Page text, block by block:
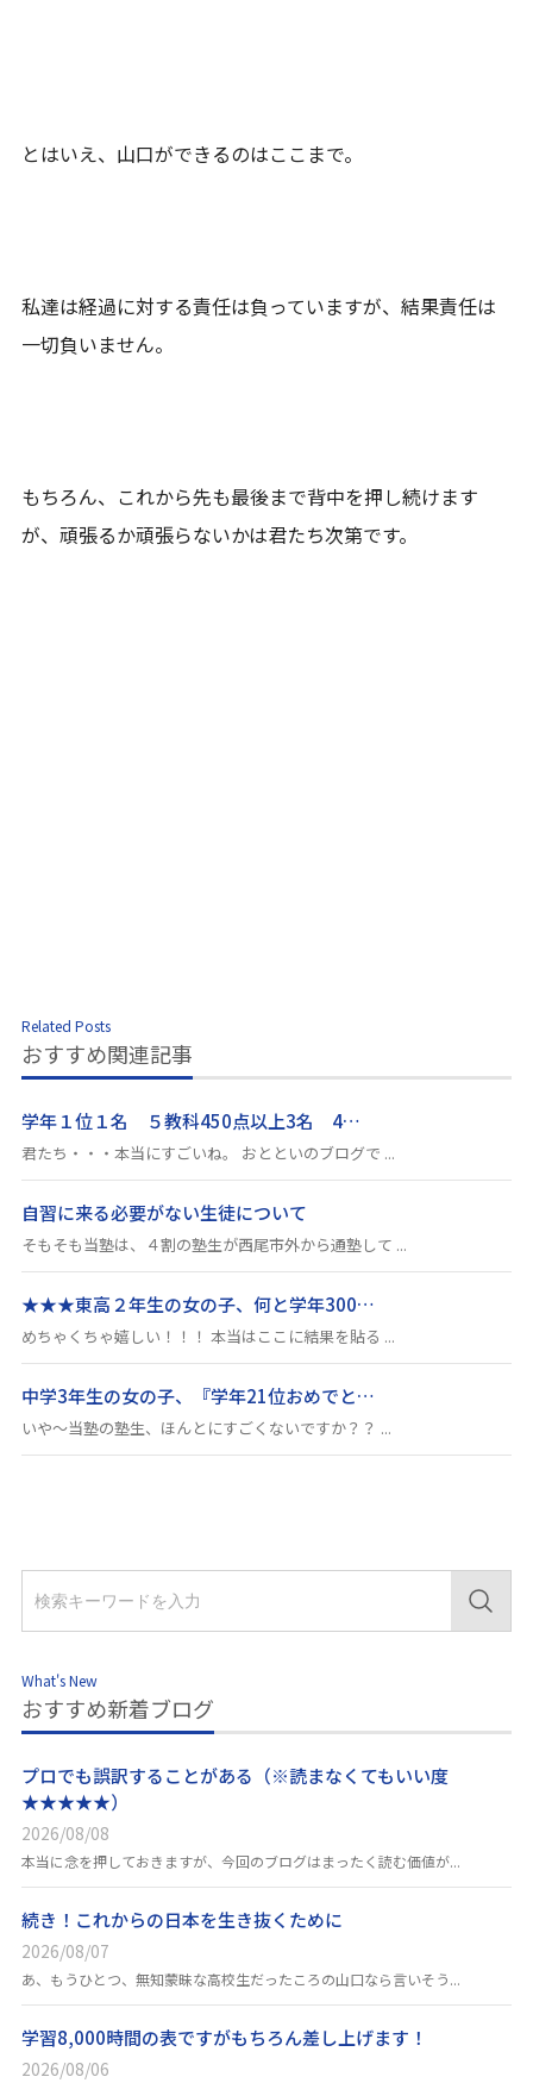
とはいえ、山口ができるのはここまで。
私達は経過に対する責任は負っていますが、結果責任は
一切負いません。
もちろん、これから先も最後まで背中を押し続けます
が、頑張るか頑張らないかは君たち次第です。
Related Posts
おすすめ関連記事
学年１位１名 ５教科450点以上3名 4…
君たち・・・本当にすごいね。 おとといのブログで ...
自習に来る必要がない生徒について
そもそも当塾は、４割の塾生が西尾市外から通塾して ...
★★★東高２年生の女の子、何と学年300…
めちゃくちゃ嬉しい！！！ 本当はここに結果を貼る ...
中学3年生の女の子、『学年21位おめでと…
いや～当塾の塾生、ほんとにすごくないですか？？ ...
What's New
おすすめ新着ブログ
プロでも誤訳することがある（※読まなくてもいい度
★★★★★）
2026/08/08
本当に念を押しておきますが、今回のブログはまったく読む価値が...
続き！これからの日本を生き抜くために
2026/08/07
あ、もうひとつ、無知蒙昧な高校生だったころの山口なら言いそう...
学習8,000時間の表ですがもちろん差し上げます！
2026/08/06